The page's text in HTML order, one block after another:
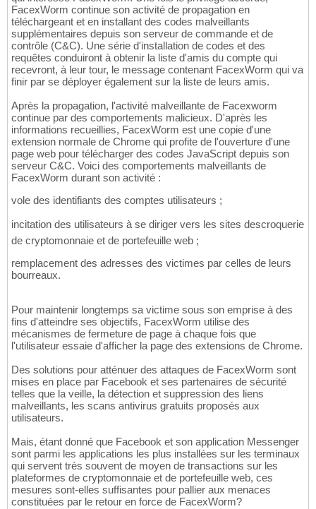
FacexWorm continue son activité de propagation en
téléchargeant et en installant des codes malveillants
supplémentaires depuis son serveur de commande et de
contrôle (C&C). Une série d'installation de codes et des
requêtes conduiront à obtenir la liste d'amis du compte qui
recevront, à leur tour, le message contenant FacexWorm qui va
finir par se déployer également sur la liste de leurs amis.
Après la propagation, l'activité malveillante de Facexworm
continue par des comportements malicieux. D'après les
informations recueillies, FacexWorm est une copie d'une
extension normale de Chrome qui profite de l'ouverture d'une
page web pour télécharger des codes JavaScript depuis son
serveur C&C. Voici des comportements malveillants de
FacexWorm durant son activité :
vole des identifiants des comptes utilisateurs ;
incitation des utilisateurs à se diriger vers les sites descroquerie
de cryptomonnaie et de portefeuille web ;
remplacement des adresses des victimes par celles de leurs
bourreaux.
Pour maintenir longtemps sa victime sous son emprise à des
fins d'atteindre ses objectifs, FacexWorm utilise des
mécanismes de fermeture de page à chaque fois que
l'utilisateur essaie d'afficher la page des extensions de Chrome.
Des solutions pour atténuer des attaques de FacexWorm sont
mises en place par Facebook et ses partenaires de sécurité
telles que la veille, la détection et suppression des liens
malveillants, les scans antivirus gratuits proposés aux
utilisateurs.
Mais, étant donné que Facebook et son application Messenger
sont parmi les applications les plus installées sur les terminaux
qui servent très souvent de moyen de transactions sur les
plateformes de cryptomonnaie et de portefeuille web, ces
mesures sont-elles suffisantes pour pallier aux menaces
constituées par le retour en force de FacexWorm?